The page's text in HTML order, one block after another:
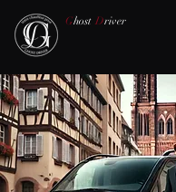
Ghost Driver